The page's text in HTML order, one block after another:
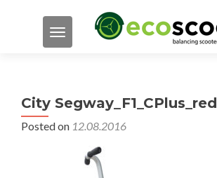
TOGGLE NAVIGATION
City Segway_F1_CPlus_red
Posted on 12.08.2016